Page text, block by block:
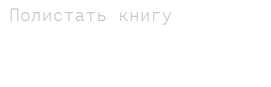
Полистать книгу